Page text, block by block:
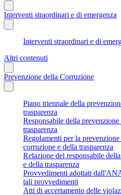
Interventi straordinari e di emergenza
Interventi straordinari e di
Altri contenuti
Prevenzione della Corruzione
Piano triennale della
trasparenza
Responsabile della
trasparenza
Regolamenti per la
corruzione e della trasparenza
Relazione del responsabile
e della trasparenza
Provvedimenti adottati
tali provvedimenti
Atti di accertamento delle